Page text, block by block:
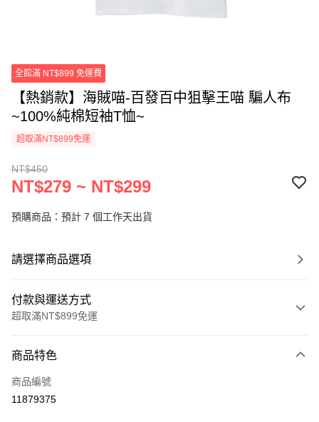
全館滿 NT$899 免運費
【熱銷款】海賊喵-百發百中狙擊王喵 騙人布
~100%純棉短袖T恤~
超取滿NT$899免運
NT$450
NT$279 ~ NT$299
預購商品：預計 7 個工作天出貨
請選擇商品選項
付款與運送方式
超取滿NT$899免運
信用卡一次付款
信用卡分期付款
商品特色
商品編號
11879375